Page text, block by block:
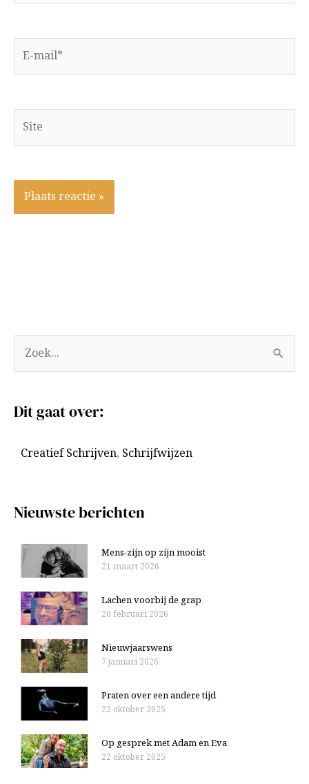
mail*
Site
o
k
r
Dit gaat over:
Creatief Schrijven, Schrijfwijzen
Nieuwste berichten
Mens-zijn op zijn mooist
21 maart 2026
Lachen voorbij de grap
20 februari 2026
Nieuwjaarswens
7 januari 2026
Praten over een andere tijd
22 oktober 2025
Op gesprek met Adam en Eva
22 oktober 2025
r
h
n